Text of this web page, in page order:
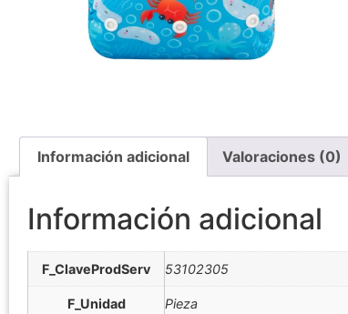
Información adicional Valoraciones (0)
Información adicional
F_ClaveProdServ 53102305
F_Unidad Pieza